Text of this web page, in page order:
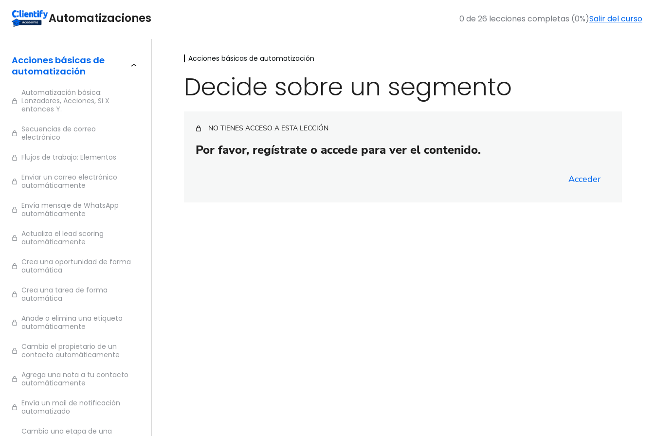
Automatizaciones 0 de 26 lecciones completas (0%)Salir del curso
Acciones básicas de
automatización
Automatización básica:
Lanzadores, Acciones, Si X
entonces Y.
Secuencias de correo
electrónico
Flujos de trabajo: Elementos
Enviar un correo electrónico
automáticamente
Envía mensaje de WhatsApp
automáticamente
Actualiza el lead scoring
automáticamente
Crea una oportunidad de forma
automática
Crea una tarea de forma
automática
Añade o elimina una etiqueta
automáticamente
Cambia el propietario de un
contacto automáticamente
Agrega una nota a tu contacto
automáticamente
Envía un mail de notificación
automatizado
Cambia una etapa de una
Acciones básicas de automatización
Decide sobre un segmento
NO TIENES ACCESO A ESTA LECCIÓN
Por favor, regístrate o accede para ver el contenido.
Acceder